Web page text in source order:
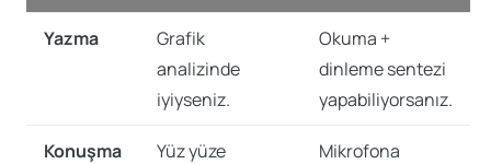
Yazma
Grafik
analizinde
iyiyseniz.
Okuma +
dinleme sentezi
yapabiliyorsanız.
Konuşma
Yüz yüze
Mikrofona